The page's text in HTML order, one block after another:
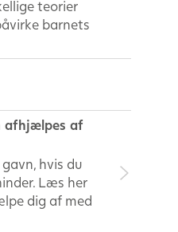
teorier
barnets
afhjælpes af
hvis du
Læs her
dig af med